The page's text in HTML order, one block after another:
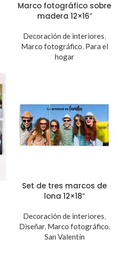
Marco fotográfico sobre
madera 12×16″
Decoración de interiores,
Marco fotográfico, Para el
hogar
Set de tres marcos de
lona 12×18″
Decoración de interiores,
Diseñar, Marco fotográfico,
San Valentín